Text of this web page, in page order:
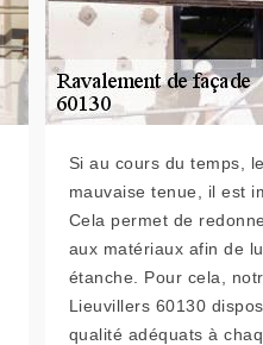
Si au cours du temps,
mauvaise tenue, il est
Cela permet de
aux matériaux afin de
étanche. Pour cela,
Lieuvillers 60130
qualité adéquats à